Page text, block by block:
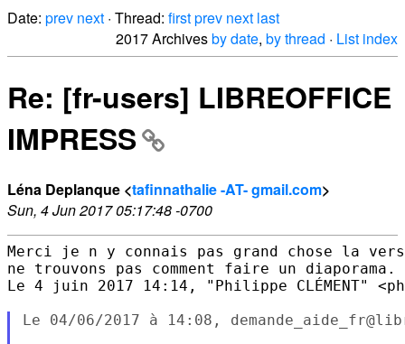
Date: prev next · Thread: firstprev next last
2017 Archivesby date, by thread · List index
Re: [fr-users] LIBREOFFICE
IMPRESS
Léna Deplanque <tafinnathalie -AT- gmail.com>
Sun, 4 Jun 2017 05:17:48 -0700
Merci je n y connais pas grand chose la
ne trouvons pas comment faire un diaporama.
Le 4 juin 2017 14:14, "Philippe CLÉMENT"
Le 04/06/2017 à 14:08,